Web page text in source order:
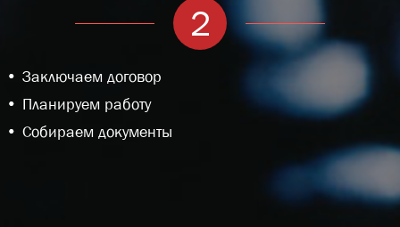
2
Заключаем договор
Планируем работу
Собираем документы